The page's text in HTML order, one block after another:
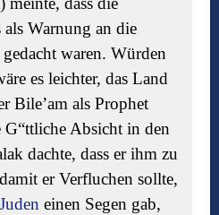
als Warnung an die
waren. Würden
es leichter, das Land
Bile’am als Prophet
G“ttliche Absicht in den
dachte, dass er ihm zu
er Verfluchen sollte,
Juden einen Segen gab,